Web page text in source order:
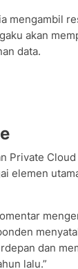
mengambil
akan
data.
Private
elemen
dan
lalu.”